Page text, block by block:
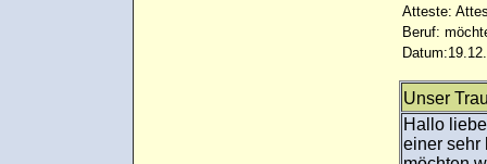
Atteste:
Beruf:
Unser
Hallo
einer sehr